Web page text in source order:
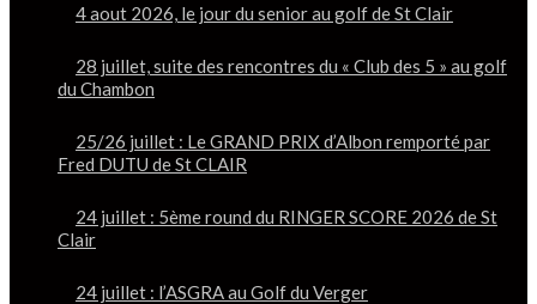
4 aout 2026, le jour du senior au golf de St Clair
28 juillet, suite des rencontres du « Club des 5 » au golf
du Chambon
25/26 juillet : Le GRAND PRIX d’Albon remporté par
Fred DUTU de St CLAIR
24 juillet : 5ème round du RINGER SCORE 2026 de St
Clair
24 juillet : l’ASGRA au Golf du Verger